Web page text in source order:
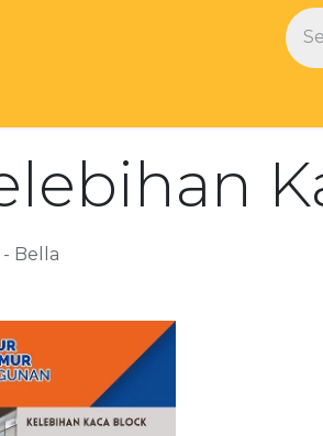
- Bella